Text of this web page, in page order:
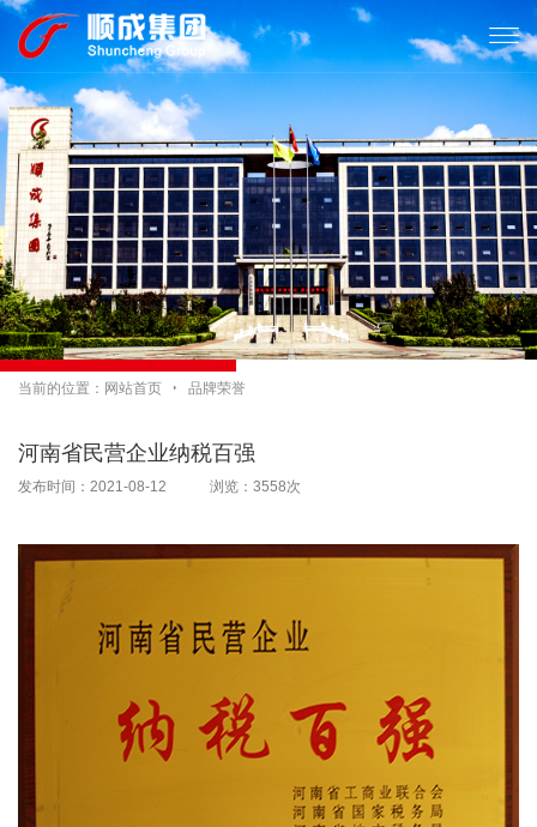

当前的位置： 网站首页  品牌荣誉
河南省民营企业纳税百强
发布时间：2021-08-12 浏览：3558次